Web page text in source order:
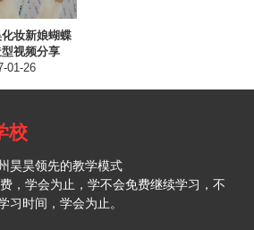
化妆新娘蝴蝶
视频分享
01-26
校
昊昊领先的教学模式
，学会为止，学不会免费继续学习，不
习时间，学会为止。